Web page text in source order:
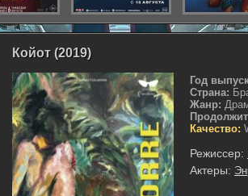
Койот (2019)
Год
Страна:
Жанр:
Качество:
Режиссер:
Актеры: